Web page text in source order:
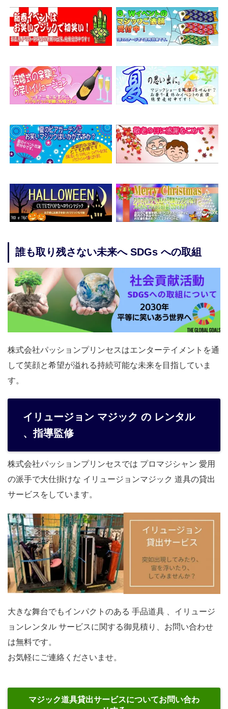
誰も取り残さない未来へ SDGs への取組
株式会社パッションプリンセスはエンターテイメントを通
して笑顔と希望が溢れる持続可能な未来を目指していま
す。
イリュージョン マジック の レンタル
、指導監修
株式会社パッションプリンセスでは プロマジシャン 愛用
の派手で大仕掛けな イリュージョンマジック 道具の貸出
サービスをしています。
大きな舞台でもインパクトのある 手品道具 、イリュージ
ョンレンタル サービスに関する御見積り、お問い合わせ
は無料です。
お気軽にご連絡くださいませ。
マジック道具貸出サービスについてお問い合わ